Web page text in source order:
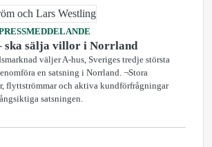
ska sälja villor i Norrland
väljer A-hus, Sveriges tredje största
en satsning i Norrland. ¬Stora
flyttströmmar och aktiva kundförfrågningar
satsningen.